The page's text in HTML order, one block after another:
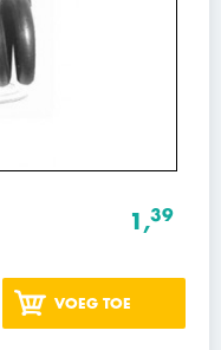
1,39
VOEG TOE